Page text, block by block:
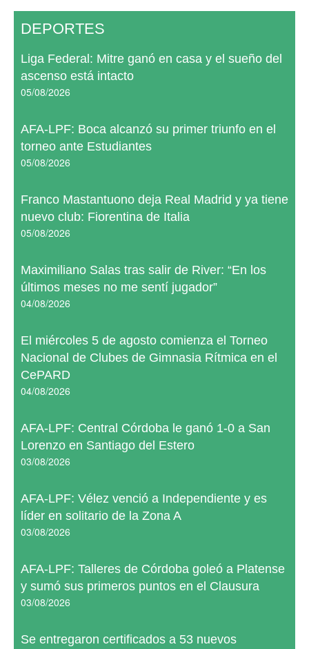
DEPORTES
Liga Federal: Mitre ganó en casa y el sueño del
ascenso está intacto
05/08/2026
AFA-LPF: Boca alcanzó su primer triunfo en el
torneo ante Estudiantes
05/08/2026
Franco Mastantuono deja Real Madrid y ya tiene
nuevo club: Fiorentina de Italia
05/08/2026
Maximiliano Salas tras salir de River: “En los
últimos meses no me sentí jugador”
04/08/2026
El miércoles 5 de agosto comienza el Torneo
Nacional de Clubes de Gimnasia Rítmica en el
CePARD
04/08/2026
AFA-LPF: Central Córdoba le ganó 1-0 a San
Lorenzo en Santiago del Estero
03/08/2026
AFA-LPF: Vélez venció a Independiente y es
líder en solitario de la Zona A
03/08/2026
AFA-LPF: Talleres de Córdoba goleó a Platense
y sumó sus primeros puntos en el Clausura
03/08/2026
Se entregaron certificados a 53 nuevos